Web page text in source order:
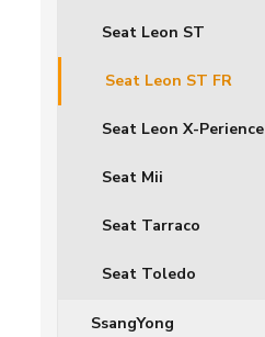
Seat Leon ST
Seat Leon ST FR
Seat Leon X-Perience
Seat Mii
Seat Tarraco
Seat Toledo
SsangYong